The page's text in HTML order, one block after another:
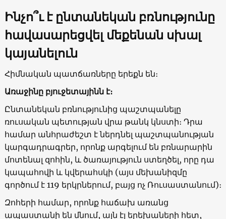
Ինչո՞ւ է ընտանեկան բռնությունը
հավասարեցվել մեքենան սխալ
կայանելուն
Հիմնական պատճառները երեքն են։
Առաջինը բյուջետայինն է։
Ընտանեկան բռնությունից պաշտպանելը
ռուսական պետության վրա թանկ կնստի։ Դրա
համար անհրաժեշտ է ներդնել պաշտպանության
կարգադրագրեր, որոնք արգելում են բռնարարին
մոտենալ զոհին, և ծառայություն ստեղծել, որը դա
կապահովի և կվերահսկի (այս մեխանիզմը
գործում է 119 երկրներում, բայց ոչ Ռուսաստանում)։
Զոհերի համար, որոնք հաճախ առանց
ապաստանի են մնում, այն էլ երեխաների հետ,